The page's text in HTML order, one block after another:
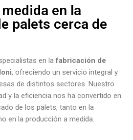
en la
palets cerca de
en lafabricación de
, ofreciendo un servicio integral y
de distintos sectores. Nuestro
y la eficiencia nos ha convertido en
de los palets, tanto en la
en la producción a medida.